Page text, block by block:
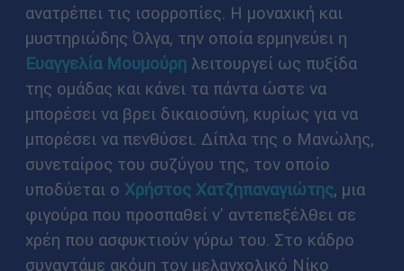
ανατρέπει τις ισορροπίες. Η μοναχική και
μυστηριώδης Όλγα, την οποία ερμηνεύει η
Ευαγγελία Μουμούρη λειτουργεί ως πυξίδα
της ομάδας και κάνει τα πάντα ώστε να
μπορέσει να βρει δικαιοσύνη, κυρίως για να
μπορέσει να πενθύσει. Δίπλα της ο Μανώλης,
συνεταίρος του συζύγου της, τον οποίο
υποδύεται ο Χρήστος Χατζηπαναγιώτης, μια
φιγούρα που προσπαθεί ν' αντεπεξέλθει σε
χρέη που ασφυκτιούν γύρω του. Στο κάδρο
συναντάμε ακόμη τον μελαγχολικό Νίκο